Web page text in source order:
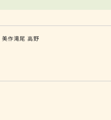
美作滝尾 高野